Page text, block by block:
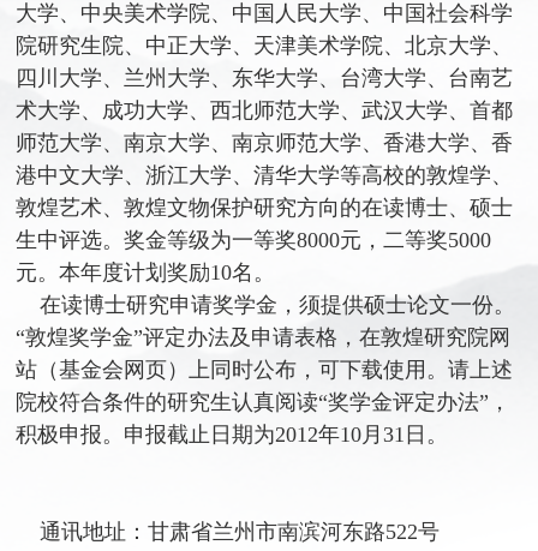
大学、中央美术学院、中国人民大学、中国社会科学
院研究生院、中正大学、天津美术学院、北京大学、
四川大学、兰州大学、东华大学、台湾大学、台南艺
术大学、成功大学、西北师范大学、武汉大学、首都
师范大学、南京大学、南京师范大学、香港大学、香
港中文大学、浙江大学、清华大学等高校的敦煌学、
敦煌艺术、敦煌文物保护研究方向的在读博士、硕士
生中评选。奖金等级为一等奖8000元，二等奖5000
元。本年度计划奖励10名。
在读博士研究申请奖学金，须提供硕士论文一份。
“敦煌奖学金”评定办法及申请表格，在敦煌研究院网
站（基金会网页）上同时公布，可下载使用。请上述
院校符合条件的研究生认真阅读“奖学金评定办法”，
积极申报。申报截止日期为2012年10月31日。
通讯地址：甘肃省兰州市南滨河东路522号